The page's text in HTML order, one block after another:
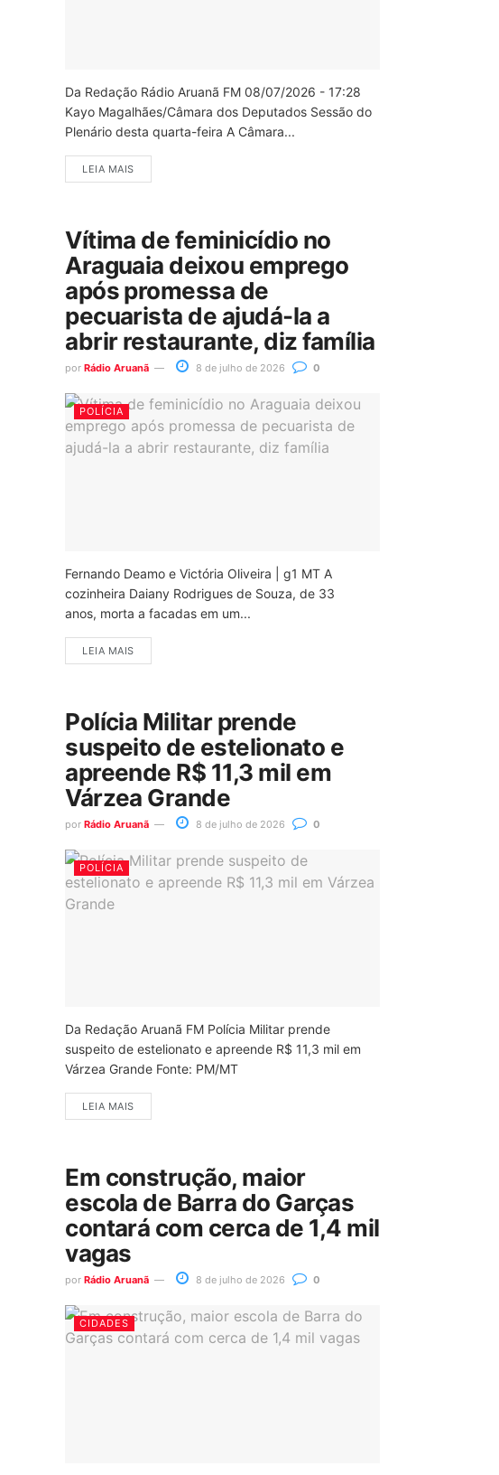
Da Redação Rádio Aruanã FM 08/07/2026 - 17:28
Kayo Magalhães/Câmara dos Deputados Sessão do
Plenário desta quarta-feira A Câmara...
LEIA MAIS
Vítima de feminicídio no
Araguaia deixou emprego
após promessa de
pecuarista de ajudá-la a
abrir restaurante, diz família
por Rádio Aruanã 8 de julho de 2026 0
POLÍCIA
Fernando Deamo e Victória Oliveira | g1 MT A
cozinheira Daiany Rodrigues de Souza, de 33
anos, morta a facadas em um...
LEIA MAIS
Polícia Militar prende
suspeito de estelionato e
apreende R$ 11,3 mil em
Várzea Grande
por Rádio Aruanã 8 de julho de 2026 0
POLÍCIA
Da Redação Aruanã FM Polícia Militar prende
suspeito de estelionato e apreende R$ 11,3 mil em
Várzea Grande Fonte: PM/MT
LEIA MAIS
Em construção, maior
escola de Barra do Garças
contará com cerca de 1,4 mil
vagas
por Rádio Aruanã 8 de julho de 2026 0
CIDADES